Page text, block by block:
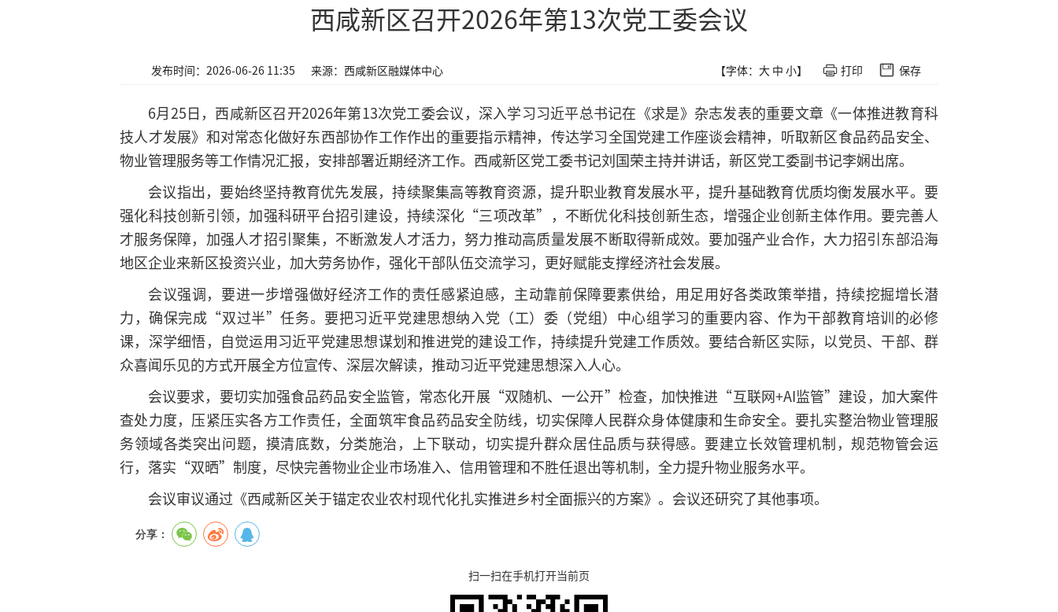
西咸新区召开2026年第13次党工委会议
发布时间：2026-06-26 11:35 来源：西咸新区融媒体中心 【字体： 大 中 小】 打印 保存
6月25日，西咸新区召开2026年第13次党工委会议，深入学习习近平总书记在《求是》杂志发表的重要文章《一体推进教育科
技人才发展》和对常态化做好东西部协作工作作出的重要指示精神，传达学习全国党建工作座谈会精神，听取新区食品药品安全、
物业管理服务等工作情况汇报，安排部署近期经济工作。西咸新区党工委书记刘国荣主持并讲话，新区党工委副书记李娴出席。
会议指出，要始终坚持教育优先发展，持续聚集高等教育资源，提升职业教育发展水平，提升基础教育优质均衡发展水平。要
强化科技创新引领，加强科研平台招引建设，持续深化“三项改革”，不断优化科技创新生态，增强企业创新主体作用。要完善人
才服务保障，加强人才招引聚集，不断激发人才活力，努力推动高质量发展不断取得新成效。要加强产业合作，大力招引东部沿海
地区企业来新区投资兴业，加大劳务协作，强化干部队伍交流学习，更好赋能支撑经济社会发展。
会议强调，要进一步增强做好经济工作的责任感紧迫感，主动靠前保障要素供给，用足用好各类政策举措，持续挖掘增长潜
力，确保完成“双过半”任务。要把习近平党建思想纳入党（工）委（党组）中心组学习的重要内容、作为干部教育培训的必修
课，深学细悟，自觉运用习近平党建思想谋划和推进党的建设工作，持续提升党建工作质效。要结合新区实际，以党员、干部、群
众喜闻乐见的方式开展全方位宣传、深层次解读，推动习近平党建思想深入人心。
会议要求，要切实加强食品药品安全监管，常态化开展“双随机、一公开”检查，加快推进“互联网+AI监管”建设，加大案件
查处力度，压紧压实各方工作责任，全面筑牢食品药品安全防线，切实保障人民群众身体健康和生命安全。要扎实整治物业管理服
务领域各类突出问题，摸清底数，分类施治，上下联动，切实提升群众居住品质与获得感。要建立长效管理机制，规范物管会运
行，落实“双晒”制度，尽快完善物业企业市场准入、信用管理和不胜任退出等机制，全力提升物业服务水平。
会议审议通过《西咸新区关于锚定农业农村现代化扎实推进乡村全面振兴的方案》。会议还研究了其他事项。
分享：
扫一扫在手机打开当前页